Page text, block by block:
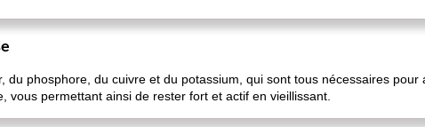
du phosphore, du cuivre et du potassium, qui sont tous nécessaires
vous permettant ainsi de rester fort et actif en vieillissant.